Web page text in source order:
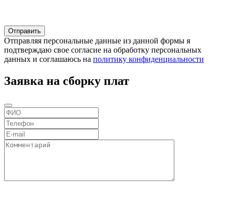
Отправляя персональные данные из данной формы я
подтверждаю свое согласие на обработку персональных
данных и соглашаюсь на политику конфиденциальности
Заявка на сборку плат